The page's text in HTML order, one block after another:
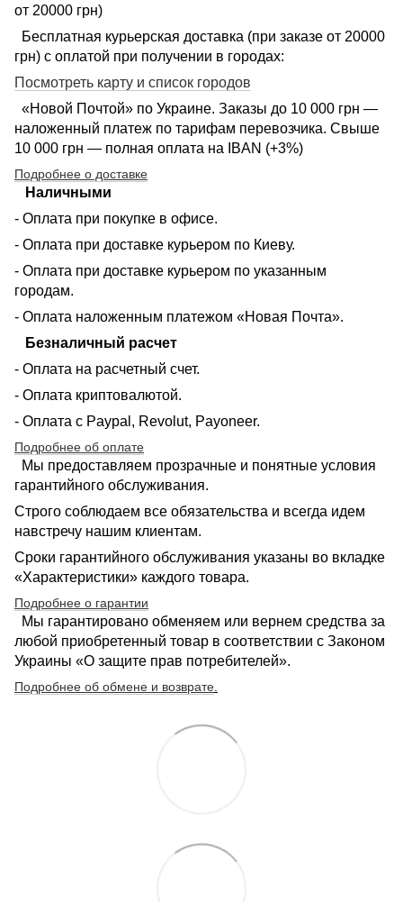
от 20000 грн)
Бесплатная курьерская доставка (при заказе от 20000
грн) с оплатой при получении в городах:
Посмотреть карту и список городов
«Новой Почтой» по Украине. Заказы до 10 000 грн —
наложенный платеж по тарифам перевозчика. Свыше
10 000 грн — полная оплата на IBAN (+3%)
Подробнее о доставке
Наличными
- Оплата при покупке в офисе.
- Оплата при доставке курьером по Киеву.
- Оплата при доставке курьером по указанным
городам.
- Оплата наложенным платежом «Новая Почта».
Безналичный расчет
- Оплата на расчетный счет.
- Оплата криптовалютой.
- Оплата с Paypal, Revolut, Payoneer.
Подробнее об оплате
Мы предоставляем прозрачные и понятные условия
гарантийного обслуживания.
Строго соблюдаем все обязательства и всегда идем
навстречу нашим клиентам.
Сроки гарантийного обслуживания указаны во вкладке
«Характеристики» каждого товара.
Подробнее о гарантии
Мы гарантировано обменяем или вернем средства за
любой приобретенный товар в соответствии с Законом
Украины «О защите прав потребителей».
Подробнее об обмене и возврате